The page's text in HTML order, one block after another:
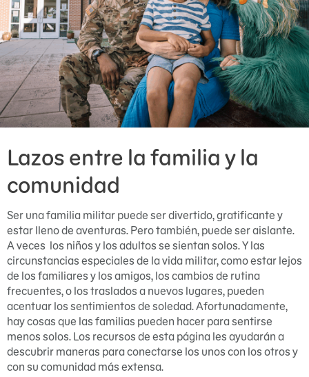
Lazos entre la familia y la
comunidad
Ser una familia militar puede ser divertido, gratificante y
estar lleno de aventuras. Pero también, puede ser aislante.
A veces los niños y los adultos se sientan solos. Y las
circunstancias especiales de la vida militar, como estar lejos
de los familiares y los amigos, los cambios de rutina
frecuentes, o los traslados a nuevos lugares, pueden
acentuar los sentimientos de soledad. Afortunadamente,
hay cosas que las familias pueden hacer para sentirse
menos solos. Los recursos de esta página les ayudarán a
descubrir maneras para conectarse los unos con los otros y
con su comunidad más extensa.